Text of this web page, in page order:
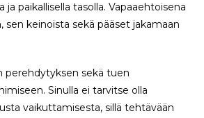
ja paikallisella tasolla. Vapaaehtoisena
sen keinoista sekä pääset jakamaan
perehdytyksen sekä tuen
Sinulla ei tarvitse olla
vaikuttamisesta, sillä tehtävään